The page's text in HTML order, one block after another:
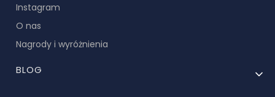
Instagram
O nas
Nagrody i wyróżnienia
BLOG